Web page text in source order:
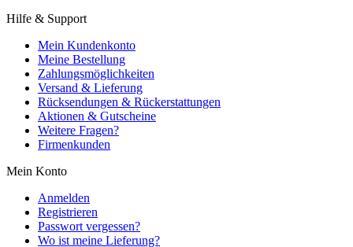
Hilfe & Support
Mein Kundenkonto
Meine Bestellung
Zahlungsmöglichkeiten
Versand & Lieferung
Rücksendungen & Rückerstattungen
Aktionen & Gutscheine
Weitere Fragen?
Firmenkunden
Mein Konto
Anmelden
Registrieren
Passwort vergessen?
Wo ist meine Lieferung?